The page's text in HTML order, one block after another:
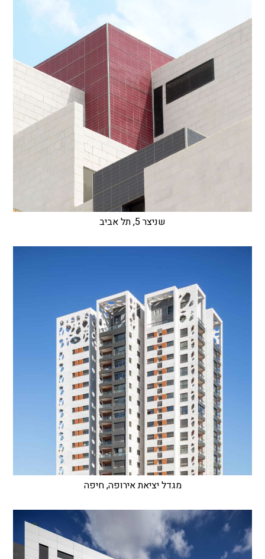
שניצר 5, תל אביב
מגדל יציאת אירופה, חיפה